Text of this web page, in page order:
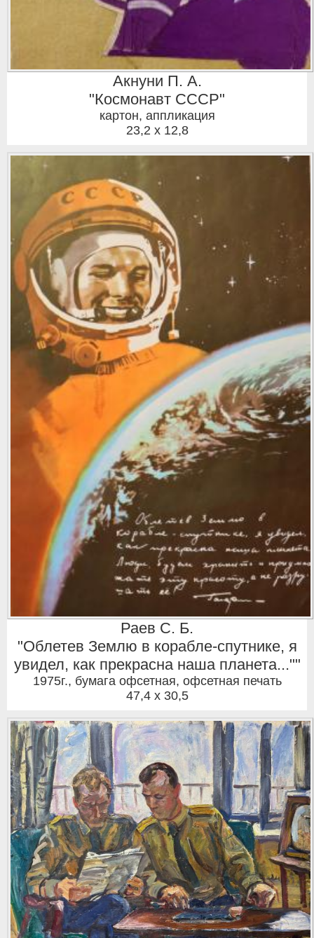
Акнуни П. А.
"Космонавт СССР"
картон, аппликация
23,2 x 12,8
Раев С. Б.
"Облетев Землю в корабле-спутнике, я
увидел, как прекрасна наша планета...""
1975г., бумага офсетная, офсетная печать
47,4 x 30,5